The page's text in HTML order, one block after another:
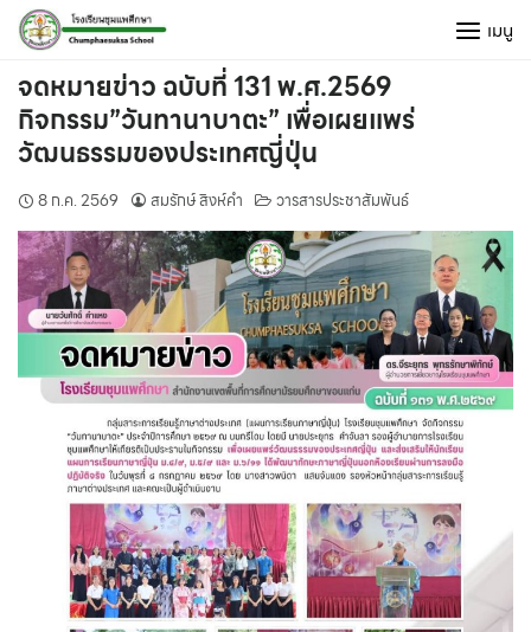
Skip
content
เมนู
จดหมายข่าว ฉบับที่ 131 พ.ศ.2569
กิจกรรม”วันทานาบาตะ” เพื่อเผยแพร่
วัฒนธรรมของประเทศญี่ปุ่น
8 ก.ค. 2569 สมรักษ์ สิงห์คำ วารสารประชาสัมพันธ์